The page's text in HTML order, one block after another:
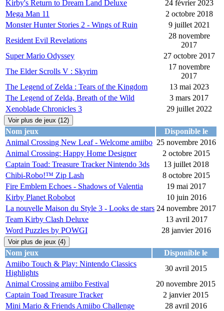
Kirby's Return to Dream Land Deluxe
24 février 2023
Mega Man 11
2 octobre 2018
Monster Hunter Stories 2 - Wings of Ruin
9 juillet 2021
Resident Evil Revelations
28 novembre
2017
Super Mario Odyssey
27 octobre 2017
The Elder Scrolls V : Skyrim
17 novembre
2017
The Legend of Zelda : Tears of the Kingdom
13 mai 2023
The Legend of Zelda, Breath of the Wild
3 mars 2017
Xenoblade Chronicles 3
29 juillet 2022
Voir plus de jeux (12)
Nom jeux
Disponible le
Animal Crossing New Leaf - Welcome amiibo 25 novembre 2016
Animal Crossing: Happy Home Designer
2 octobre 2015
Captain Toad: Treasure Tracker Nintendo 3ds
13 juillet 2018
Chibi-Robo!™ Zip Lash
8 octobre 2015
Fire Emblem Echoes - Shadows of Valentia
19 mai 2017
Kirby Planet Robobot
10 juin 2016
La nouvelle Maison du Style 3 - Looks de stars 24 novembre 2017
Team Kirby Clash Deluxe
13 avril 2017
Word Puzzles by POWGI
28 janvier 2016
Voir plus de jeux (4)
Nom jeux
Disponible le
Amiibo Touch & Play: Nintendo Classics
Highlights
30 avril 2015
Animal Crossing amiibo Festival
20 novembre 2015
Captain Toad Treasure Tracker
2 janvier 2015
Mini Mario & Friends Amiibo Challenge
28 avril 2016